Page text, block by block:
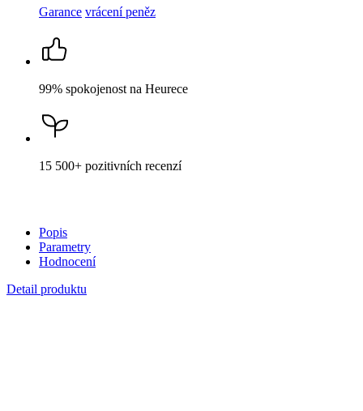
Garance vrácení peněz
99% spokojenost na Heurece
15 500+ pozitivních recenzí
Popis
Parametry
Hodnocení
Detail produktu